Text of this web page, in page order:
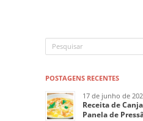
POSTAGENS RECENTES
17 de junho de
Receita de
Panela de